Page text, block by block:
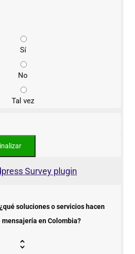
Sí
No
Tal vez
Survey plugin
soluciones o servicios hacen
en Colombia?